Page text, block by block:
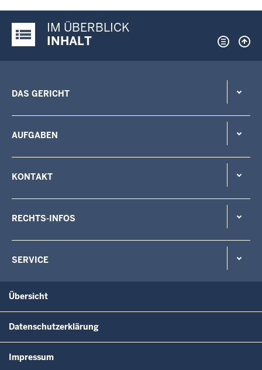
Justiz-Portal im Überblick:
IM ÜBERBLICK
INHALT
DAS GERICHT
AUFGABEN
KONTAKT
RECHTS-INFOS
SERVICE
Übersicht
Datenschutzerklärung
Impressum